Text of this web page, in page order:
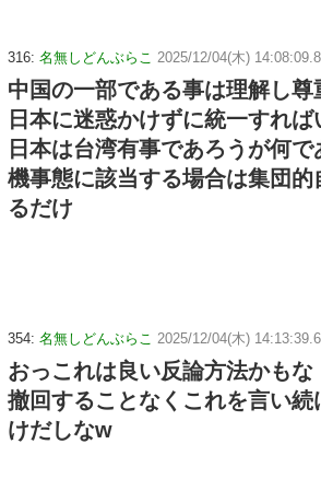
316: 名無しどんぶらこ 2025/12/04(木)
中国の一部である事は理解し尊
日本に迷惑かけずに統一すれ
日本は台湾有事であろうが何
機事態に該当する場合は集団的
るだけ
354: 名無しどんぶらこ 2025/12/04(木)
おっこれは良い反論方法かもな
撤回することなくこれを言い続
けだしなw